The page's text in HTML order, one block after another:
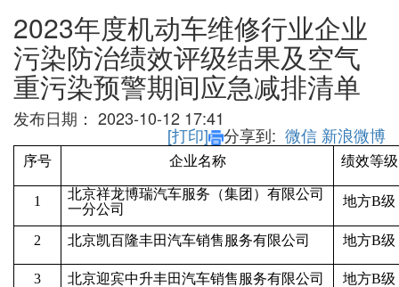
2023年度机动车维修行业企业
污染防治绩效评级结果及空气
重污染预警期间应急减排清单
发布日期： 2023-10-12 17:41
[打印] 分享到: 微信 新浪微博
序号 企业名称 绩效等级
1
北京祥龙博瑞汽车服务（集团）有限公司
一分公司
地方B级
2 北京凯百隆丰田汽车销售服务有限公司 地方B级
3 北京迎宾中升丰田汽车销售服务有限公司 地方B级